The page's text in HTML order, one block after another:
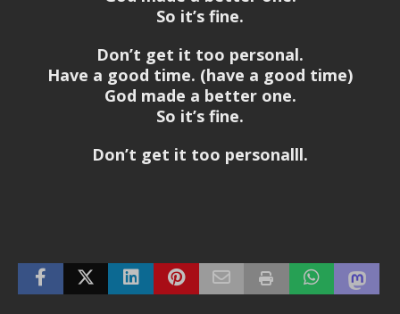
So it’s fine.
Don’t get it too personal.
Have a good time. (have a good time)
God made a better one.
So it’s fine.
Don’t get it too personalll.